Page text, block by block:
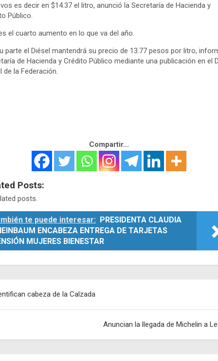
es decir en $14.37 el litro, anunció la Secretaría de Hacienda y
Público.
el cuarto aumento en lo que va del año.
parte el Diésel mantendrá su precio de 13.77 pesos por litro,
de Hacienda y Crédito Público mediante una publicación en el
de la Federación.
Compartir...
Posts:
posts.
te puede interesar: PRESIDENTA CLAUDIA
ENCABEZA ENTREGA DE TARJETAS
MUJERES BIENESTAR
cabeza de la Calzada
Anuncian la llegada de Michelin a